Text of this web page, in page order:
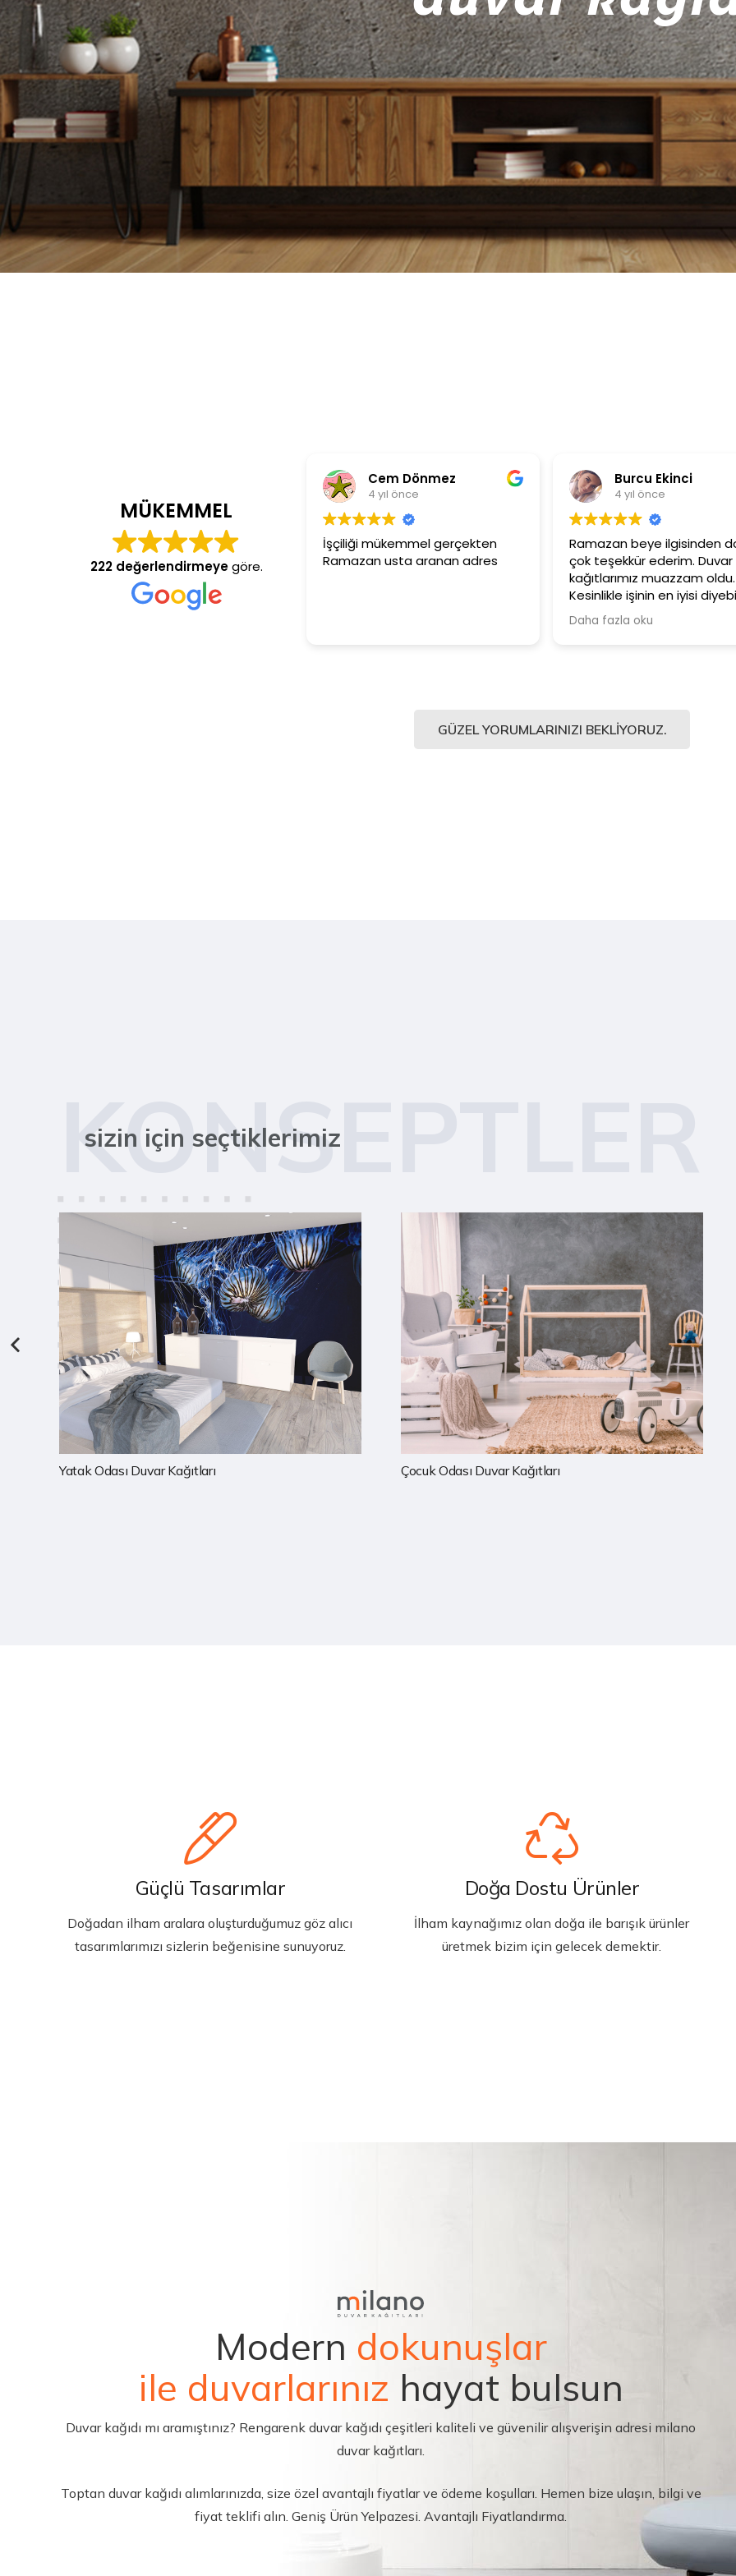
MÜKEMMEL
222 değerlendirmeyegöre.
İşçiliği mükemmel gerçekten
Ramazan usta aranan adres
Burcu Ekinci
Ramazan beye ilgisinden dolayı
çok teşekkür ederim. Duvar
Kesinlikle işinin en iyisi diyebilirim.
Metin
Ürünler çok
Güler yüzlü ve
çalışanlarına için
GÜZEL YORUMLARINIZI BEKLIYORUZ.
KONSEPTLER
sizin için seçtiklerimiz
Çocuk Odası Duvar Kağıtları Mutfak Duvar Kağıtları
Güçlü Tasarımlar
Doğadan ilham aralara oluşturduğumuz göz alıcı
tasarımlarımızı sizlerin beğenisine sunuyoruz.
Doğa Dostu Ürünler
İlham kaynağımız olan doğa ile barışık ürünler
üretmek bizim için gelecek demektir.
Modern dokunuşlar
ile duvarlarınız hayat bulsun
Duvar kağıdı mı aramıştınız? Rengarenk duvar kağıdı çeşitleri kaliteli ve güvenilir alışverişin adresi milano
duvar kağıtları.
Toptan duvar kağıdı alımlarınızda, size özel avantajlı fiyatlar ve ödeme koşulları. Hemen bize ulaşın, bilgi ve
fiyat teklifi alın. Geniş Ürün Yelpazesi. Avantajlı Fiyatlandırma.